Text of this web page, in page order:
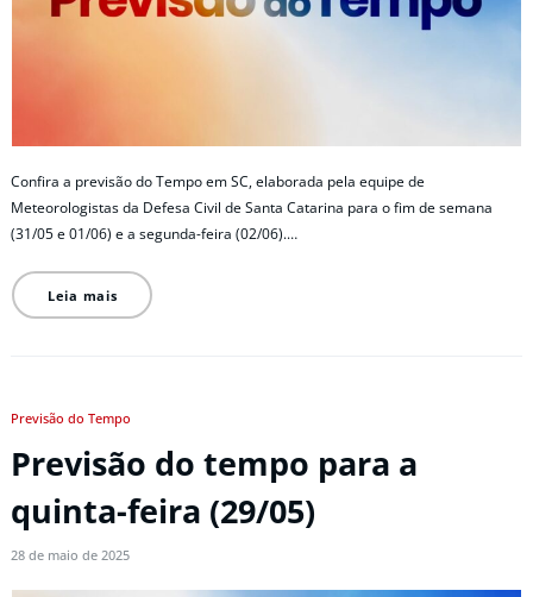
Confira a previsão do Tempo em SC, elaborada pela equipe de
Meteorologistas da Defesa Civil de Santa Catarina para o fim de semana
(31/05 e 01/06) e a segunda-feira (02/06).…
Leia mais
Previsão do Tempo
Previsão do tempo para a
quinta-feira (29/05)
28 de maio de 2025